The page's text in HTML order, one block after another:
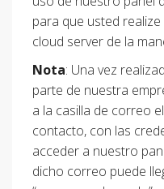
para que usted
cloud server de la
Nota: Una vez
parte de nuestra
a la casilla de correo
contacto, con las
acceder a nuestro
dicho correo puede